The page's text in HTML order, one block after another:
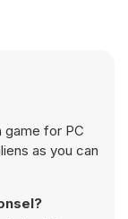
game for PC
as you can